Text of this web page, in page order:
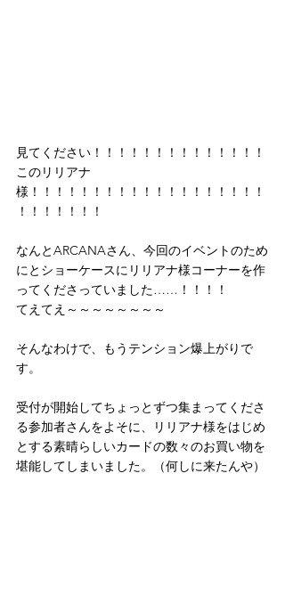
見てください！！！！！！！！！！！！！！
このリリアナ
様！！！！！！！！！！！！！！！！！！！
！！！！！！！
なんとARCANAさん、今回のイベントのため
にとショーケースにリリアナ様コーナーを作
ってくださっていました……！！！！
てえてえ～～～～～～～～
そんなわけで、もうテンション爆上がりで
す。
受付が開始してちょっとずつ集まってくださ
る参加者さんをよそに、リリアナ様をはじめ
とする素晴らしいカードの数々のお買い物を
堪能してしまいました。（何しに来たんや）